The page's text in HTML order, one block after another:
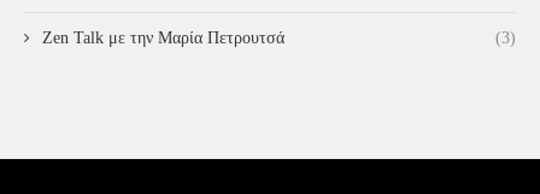
Zen Talk με την Μαρία Πετρουτσά (3)